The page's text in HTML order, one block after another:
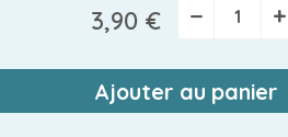
3,90 € − +
Ajouter au panier